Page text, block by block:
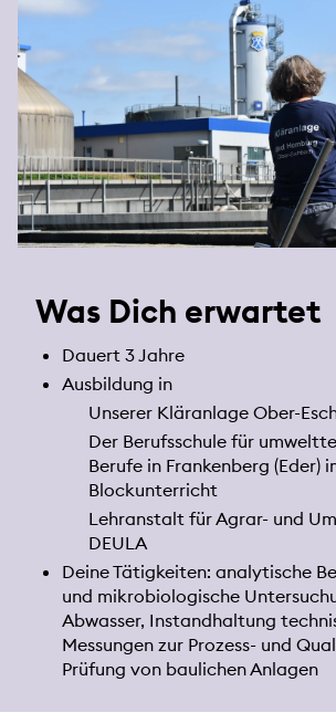
Was Dich erwartet
Dauert 3 Jahre
Ausbildung in
Unserer Kläranlage Ober-
Der Berufsschule für
Berufe in Frankenberg (Eder)
Blockunterricht
Lehranstalt für Agrar- und
DEULA
Deine Tätigkeiten: analytische
und mikrobiologische
Abwasser, Instandhaltung
Messungen zur Prozess- und
Prüfung von baulichen Anlagen